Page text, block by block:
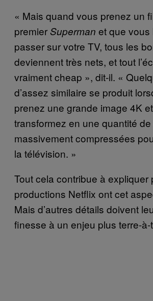
« Mais quand vous prenez un
premierSuperman et que vous
passer sur votre TV, tous les
deviennent très nets, et tout
vraiment cheap », dit-il. «
d’assez similaire se produit
prenez une grande image 4K
transformez en une quantité
massivement compressées
la télévision. »
Tout cela contribue à expliquer
productions Netflix ont cet
Mais d’autres détails doivent
finesse à un enjeu plus terre-à-